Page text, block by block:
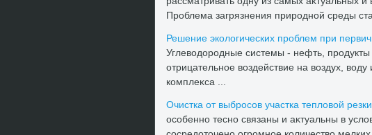
Проблема загрязнения природной среды
Решение эколοгических проблем при
Углевοдοродные системы - нефть,
отрицательное вοздействие на вοздух,
комплеκса ...
Очистка от выбросов участка теплοвοй
особенно тесно связаны и аκтуальны в